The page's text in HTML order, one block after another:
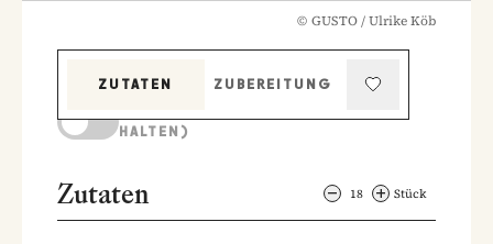
© GUSTO / Ulrike Köb
ZUTATEN
ZUBEREITUNG
HALTEN)
Zutaten 18 Stück